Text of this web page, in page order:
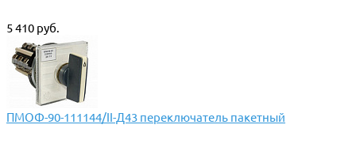
5 410 руб.
ПМОФ-90-111144/II-Д43 переключатель пакетный